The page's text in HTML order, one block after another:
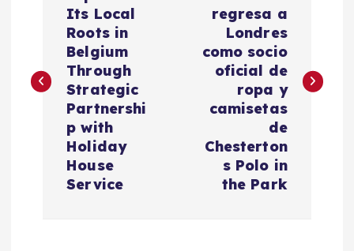
e
Its Local
Roots in
Belgium
Through
Strategic
Partnershi
p with
Holiday
House
Service
regresa a
Londres
como socio
oficial de
ropa y
camisetas
de
Chesterton
s Polo in
the Park